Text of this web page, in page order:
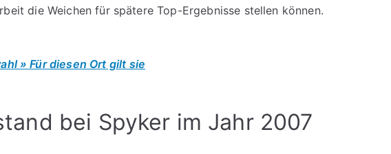
die Weichen für spätere Top-Ergebnisse stellen können.
» Für diesen Ort gilt sie
bei Spyker im Jahr 2007